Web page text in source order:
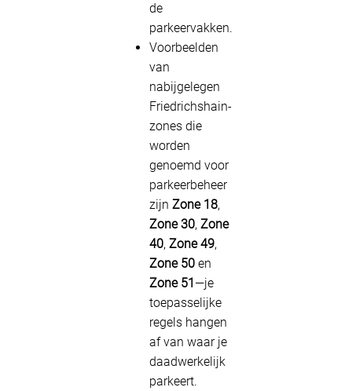
de
parkeervakken.
Voorbeelden
van
nabijgelegen
Friedrichshain-
zones die
worden
genoemd voor
parkeerbeheer
zijn Zone 18,
Zone 30, Zone
40, Zone 49,
Zone 50 en
Zone 51 —je
toepasselijke
regels hangen
af van waar je
daadwerkelijk
parkeert.